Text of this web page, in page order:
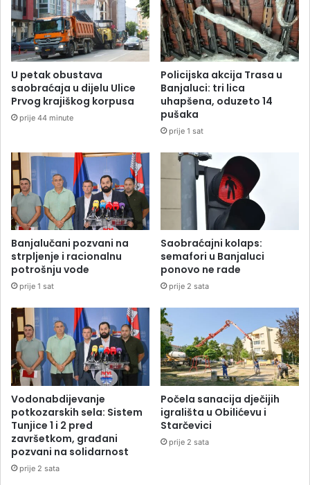
U petak obustava
saobraćaja u dijelu Ulice
Prvog krajiškog korpusa
prije 44 minute
Policijska akcija Trasa u
Banjaluci: tri lica
uhapšena, oduzeto 14
pušaka
prije 1 sat
Banjalučani pozvani na
strpljenje i racionalnu
potrošnju vode
prije 1 sat
Saobraćajni kolaps:
semafori u Banjaluci
ponovo ne rade
prije 2 sata
Vodonabdijevanje
potkozarskih sela: Sistem
Tunjice 1 i 2 pred
završetkom, građani
pozvani na solidarnost
prije 2 sata
Počela sanacija dječijih
igrališta u Obilićevu i
Starčevici
prije 2 sata